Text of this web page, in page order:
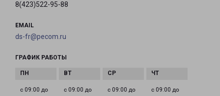
8(423)522-95-88
EMAIL
ds-fr@pecom.ru
ГРАФИК РАБОТЫ
с 09:00 до
с 09:00 до
с 09:00 до
с 09:00 до